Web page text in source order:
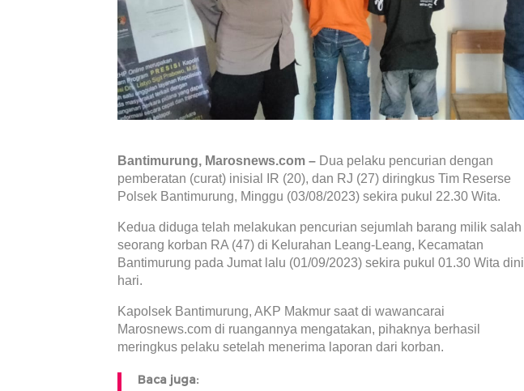
Bantimurung, Marosnews.com – Dua pelaku pencurian dengan
pemberatan (curat) inisial IR (20), dan RJ (27) diringkus Tim Reserse
Polsek Bantimurung, Minggu (03/08/2023) sekira pukul 22.30 Wita.
Kedua diduga telah melakukan pencurian sejumlah barang milik salah
seorang korban RA (47) di Kelurahan Leang-Leang, Kecamatan
Bantimurung pada Jumat lalu (01/09/2023) sekira pukul 01.30 Wita dini
hari.
Kapolsek Bantimurung, AKP Makmur saat di wawancarai
Marosnews.com di ruangannya mengatakan, pihaknya berhasil
meringkus pelaku setelah menerima laporan dari korban.
Baca juga: